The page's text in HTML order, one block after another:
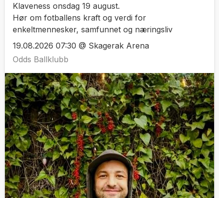
Klaveness onsdag 19 august.
Hør om fotballens kraft og verdi for
enkeltmennesker, samfunnet og næringsliv
19.08.2026 07:30 @ Skagerak Arena
Odds Ballklubb